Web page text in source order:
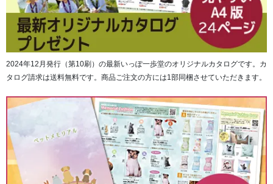
2024年12月発行（第10刷）の最新いっぽ一歩堂のオリジナルカタログです。カ
タログ請求は送料無料です。商品ご注文の方には1部同梱させていただきます。